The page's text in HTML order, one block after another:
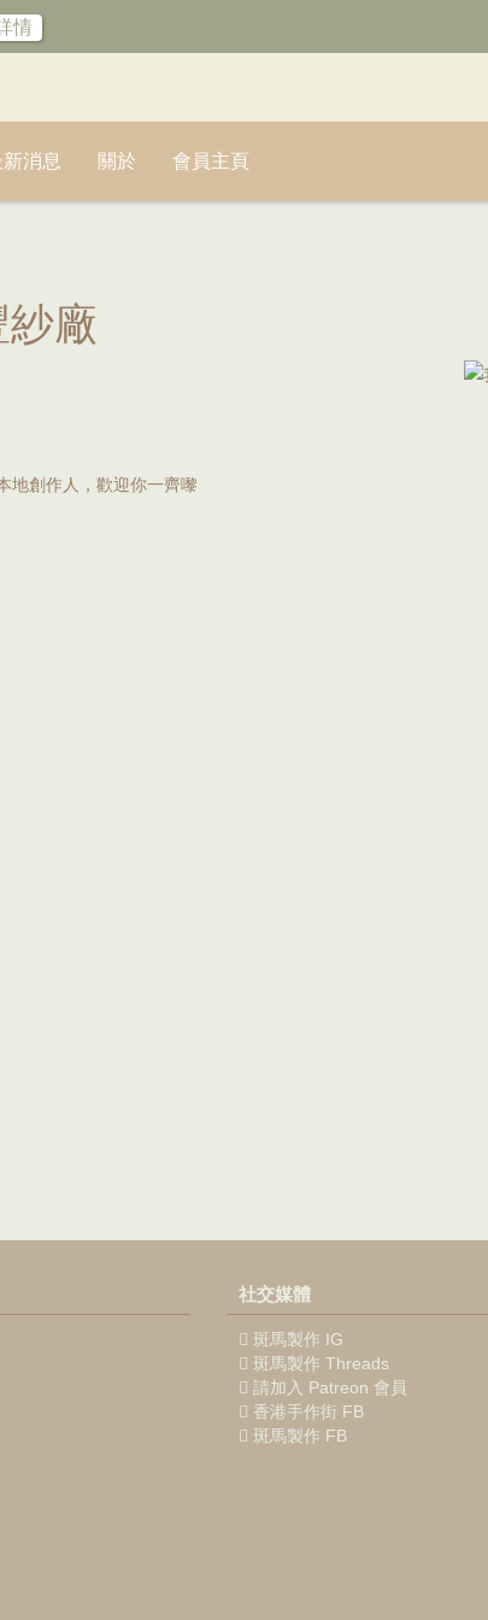
情
消息 關於 會員主頁
廠
地創作人，歡迎你一齊嚟
社交媒體
斑馬製作 IG
斑馬製作 Threads
請加入 Patreon 會員
香港手作街 FB
斑馬製作 FB